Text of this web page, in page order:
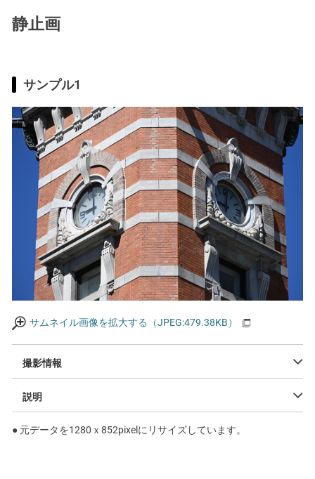
静止画
サンプル1
サムネイル画像を拡大する（JPEG:479.38KB）
撮影情報
説明
● 元データを1280ｘ852pixelにリサイズしています。